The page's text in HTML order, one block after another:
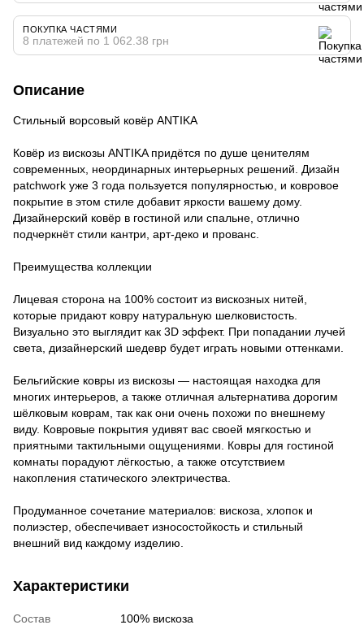
ПОКУПКА ЧАСТЯМИ
8 платежей по 1 062.38 грн
Описание
Стильный ворсовый ковёр ANTIKA
Ковёр из вискозы ANTIKA придётся по душе ценителям
современных, неординарных интерьерных решений. Дизайн
patchwork уже 3 года пользуется популярностью, и ковровое
покрытие в этом стиле добавит яркости вашему дому.
Дизайнерский ковёр в гостиной или спальне, отлично
подчеркнёт стили кантри, арт-деко и прованс.
Преимущества коллекции
Лицевая сторона на 100% состоит из вискозных нитей,
которые придают ковру натуральную шелковистость.
Визуально это выглядит как 3D эффект. При попадании лучей
света, дизайнерский шедевр будет играть новыми оттенками.
Бельгийские ковры из вискозы — настоящая находка для
многих интерьеров, а также отличная альтернатива дорогим
шёлковым коврам, так как они очень похожи по внешнему
виду. Ковровые покрытия удивят вас своей мягкостью и
приятными тактильными ощущениями. Ковры для гостиной
комнаты порадуют лёгкостью, а также отсутствием
накопления статического электричества.
Продуманное сочетание материалов: вискоза, хлопок и
полиэстер, обеспечивает износостойкость и стильный
внешний вид каждому изделию.
Характеристики
Состав
100% вискоза